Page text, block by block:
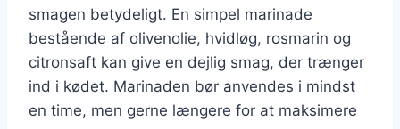
smagen betydeligt. En simpel marinade
bestående af olivenolie, hvidløg, rosmarin og
citronsaft kan give en dejlig smag, der trænger
ind i kødet. Marinaden bør anvendes i mindst
en time, men gerne længere for at maksimere